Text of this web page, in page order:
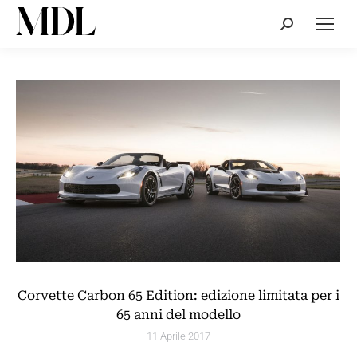
Cerca:
Corvette Carbon 65 Edition: edizione limitata per i
65 anni del modello
11 Aprile 2017